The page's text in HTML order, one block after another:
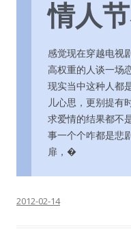
情人
感觉现在穿越电视
高权重的人谈一场
现实当中这种人都
儿心思，更别提有
求爱情的结果都不
事一个个咋都是悲
扉，�
2012-02-14